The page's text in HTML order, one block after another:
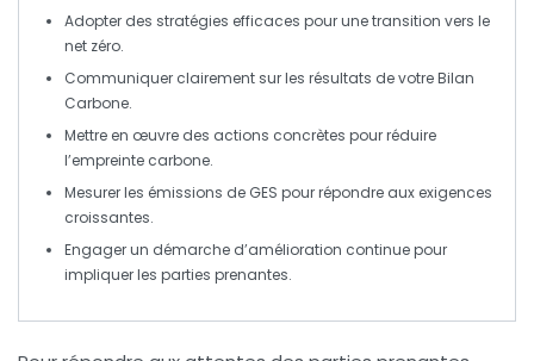
Adopter des stratégies efficaces pour une transition vers le
net zéro.
Communiquer clairement sur les résultats de votreBilan
Carbone.
Mettre en œuvre des actions concrètes pour réduire
l’empreinte carbone.
Mesurer les émissions de GES pour répondre aux exigences
croissantes.
Engager un démarche d’amélioration continue pour
impliquer les parties prenantes.